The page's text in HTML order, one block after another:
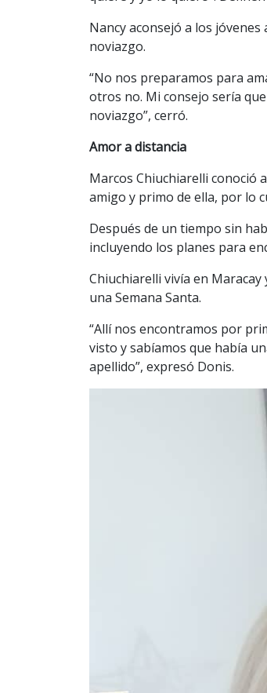
Nancy aconsejó a los
noviazgo.
“No nos preparamos para
otros no. Mi consejo sería
noviazgo”, cerró.
Amor a distancia
Marcos Chiuchiarelli conoció
amigo y primo de ella, por lo
Después de un tiempo sin
incluyendo los planes para
Chiuchiarelli vivía en
una Semana Santa.
“Allí nos encontramos por
visto y sabíamos que había
apellido”, expresó Donis.